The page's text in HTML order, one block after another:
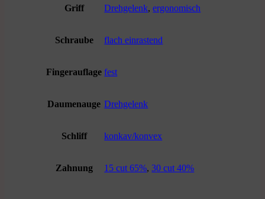
Griff Drehgelenk,ergonomisch
Schraube flach einrastend
Fingerauflage fest
Daumenauge Drehgelenk
Schliff konkav/konvex
Zahnung 15 cut 65%,30 cut 40%